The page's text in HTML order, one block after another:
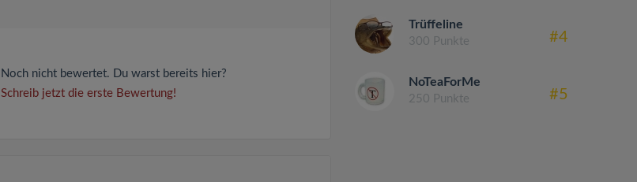
Noch nicht bewertet. Du warst bereits hier?
Schreib jetzt die erste Bewertung!
Trüffeline
300 Punkte #4
NoTeaForMe
250 Punkte #5